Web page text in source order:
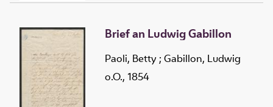
Brief an Ludwig Gabillon
Paoli, Betty ; Gabillon, Ludwig
o.O., 1854